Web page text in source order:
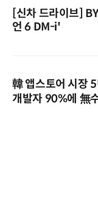
[신차 드라이브]
언 6 DM-i'
韓 앱스토어 시장
개발자 90%에 無